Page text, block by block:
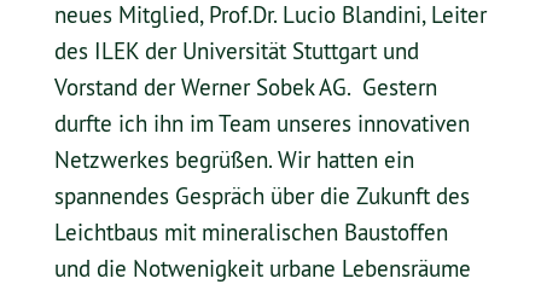
neues Mitglied, Prof.Dr. Lucio Blandini, Leiter
des ILEK der Universität Stuttgart und
Vorstand der Werner Sobek AG. Gestern
durfte ich ihn im Team unseres innovativen
Netzwerkes begrüßen. Wir hatten ein
spannendes Gespräch über die Zukunft des
Leichtbaus mit mineralischen Baustoffen
und die Notwenigkeit urbane Lebensräume